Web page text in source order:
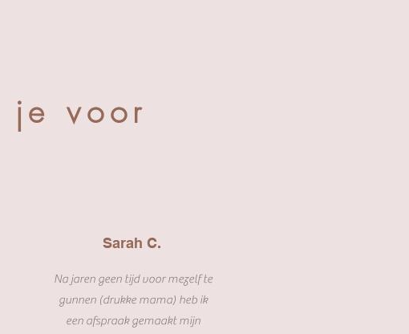
je voor
Sarah C.
Na jaren geen tijd voor mezelf te
gunnen (drukke mama) heb ik
een afspraak gemaakt mijn